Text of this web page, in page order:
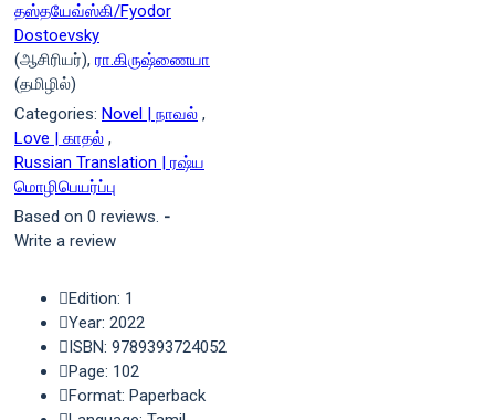
தஸ்தயேவ்ஸ்கி/Fyodor
Dostoevsky
(ஆசிரியர்), ரா.கிருஷ்ணையா
(தமிழில்)
Categories: Novel | நாவல் ,
Love | காதல் ,
Russian Translation | ரஷ்ய
மொழிபெயர்ப்பு
Based on 0 reviews. -
Write a review
Edition: 1
Year: 2022
ISBN: 9789393724052
Page: 102
Format: Paperback